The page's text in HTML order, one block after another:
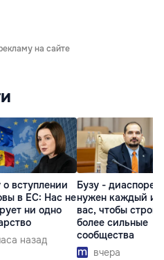
на сайте
вступлении
в ЕС: Нас не
ни одно
назад
Бузу - диаспоре:
нужен каждый из
вас, чтобы
более сильные
сообщества
вчера